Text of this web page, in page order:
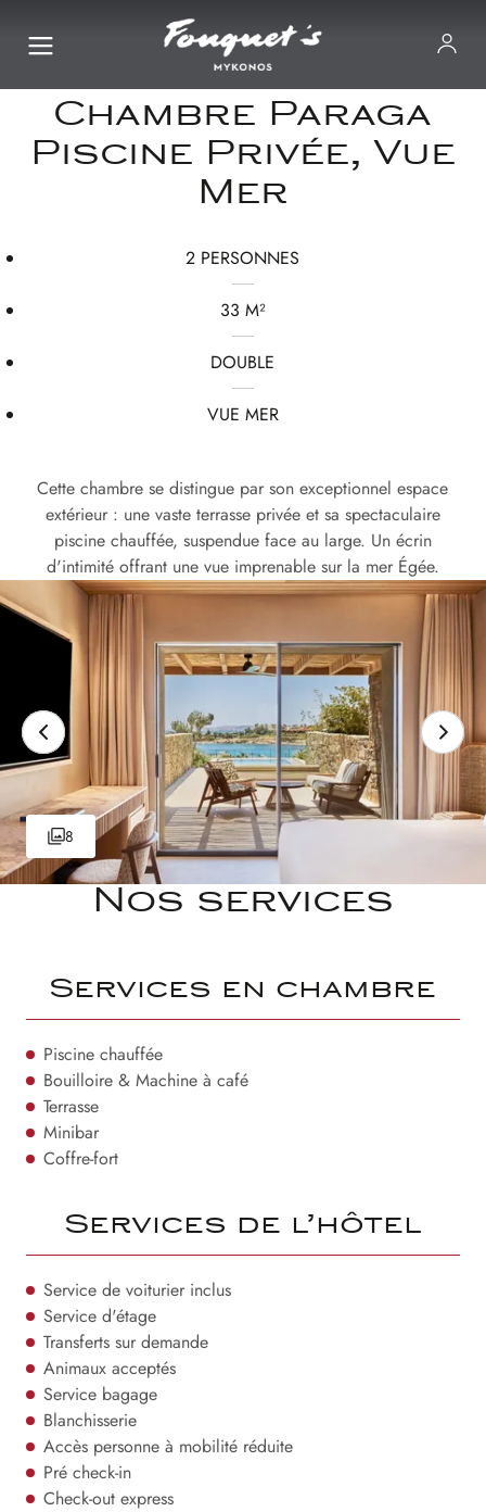
Chambre Paraga
Piscine Privée, Vue
Mer
2 PERSONNES
33 M²
DOUBLE
VUE MER
Cette chambre se distingue par son exceptionnel espace
extérieur : une vaste terrasse privée et sa spectaculaire
piscine chauffée, suspendue face au large. Un écrin
d'intimité offrant une vue imprenable sur la mer Égée.
8
Nos services
Services en chambre
Piscine chauffée
Bouilloire & Machine à café
Terrasse
Minibar
Coffre-fort
Services de l’hôtel
Service de voiturier inclus
Service d'étage
Transferts sur demande
Animaux acceptés
Service bagage
Blanchisserie
Accès personne à mobilité réduite
Pré check-in
Check-out express